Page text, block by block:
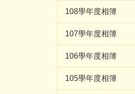
108學年度相簿
107學年度相簿
106學年度相簿
105學年度相簿